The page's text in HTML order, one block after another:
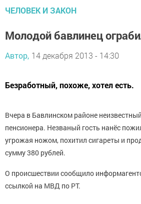
ЧЕЛОВЕК И ЗАКОН
Молодой бавлинец
Автор, 14 декабря 2013 - 14:30
Безработный, похоже, хотел есть.
Вчера в Бавлинском районе
пенсионера. Незваный гость нанёс
угрожая ножом, похитил сигареты и
сумму 380 рублей.
О происшествии сообщило
ссылкой на МВД по РТ.